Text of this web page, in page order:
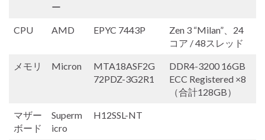
ー
CPU AMD EPYC 7443P
Zen 3 “Milan”、24
コア / 48スレッド
メモリ Micron
MTA18ASF2G
72PDZ-3G2R1
DDR4-3200 16GB
ECC Registered ×8
（合計128GB）
マザー
ボード
Superm
icro
H12SSL-NT